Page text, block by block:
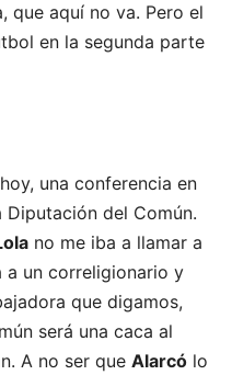
que aquí no va. Pero el
en la segunda parte
una conferencia en
Diputación del Común.
no me iba a llamar a
a un correligionario y
que digamos,
será una caca al
A no ser que Alarcó lo